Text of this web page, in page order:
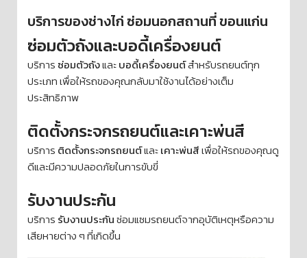
บริการของช่างไก่ ซ่อมนอกสถานที่ ขอนแก่น
ซ่อมตัวถังและบอดี้เครื่องยนต์
บริการ ซ่อมตัวถังและบอดี้เครื่องยนต์สำหรับรถยนต์ทุก
ประเภท เพื่อให้รถของคุณกลับมาใช้งานได้อย่างเต็ม
ประสิทธิภาพ
ติดตั้งกระจกรถยนต์และเคาะพ่นสี
บริการ ติดตั้งกระจกรถยนต์และเคาะพ่นสีเพื่อให้รถของคุณดู
ดีและมีความปลอดภัยในการขับขี่
รับงานประกัน
บริการ รับงานประกันซ่อมแซมรถยนต์จากอุบัติเหตุหรือความ
เสียหายต่าง ๆ ที่เกิดขึ้น